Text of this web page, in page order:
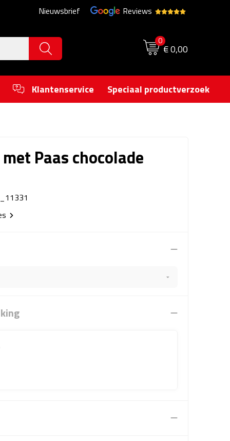
Nieuwsbrief Reviews
0
€ 0,00
Klantenservice Speciaal productverzoek
Paas chocolade